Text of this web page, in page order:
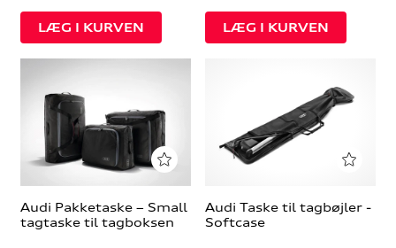
Audi Pakketaske – Small
tagtaske til tagboksen
Audi Taske til tagbøjler -
Softcase